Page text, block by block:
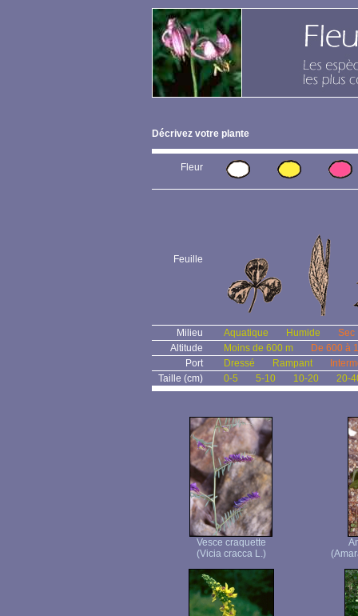
Décrivez votre plante
Fleur
Feuille
Milieu Aquatique Humide
Sec
Altitude
Moins de 600 m
De 600 à
Port
Dressé Rampant
Taille (cm)
0-5 5-10 10-20 20-
Vesce craquette
(Vicia cracca L.)